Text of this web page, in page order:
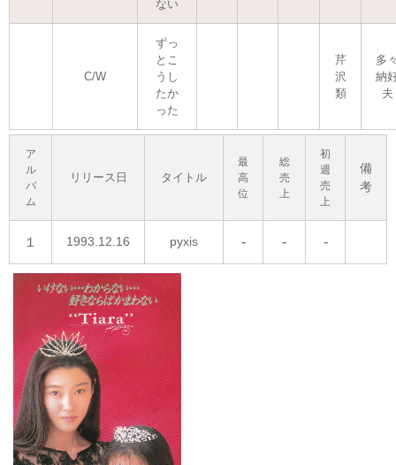
ない
C/W
ずっ
とこ
うし
たか
った
芹
沢
類
多
納
夫
ア
ル
バ
ム
リリース日 タイトル
最
高
位
総
売
上
初
週
売
上
備
考
１ 1993.12.16 pyxis - - -